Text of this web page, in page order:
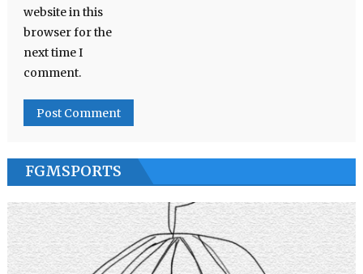
website in this
browser for the
next time I
comment.
FGMSPORTS